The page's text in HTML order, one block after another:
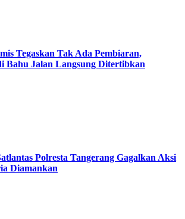
Tegaskan Tak Ada Pembiaran,
Bahu Jalan Langsung Ditertibkan
Polresta Tangerang Gagalkan Aksi
Diamankan